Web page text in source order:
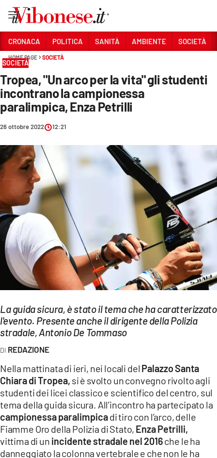
Sezioni
CRONACA
POLITICA
SOCIETÀ
CULTURA
ECONOMIA E LAVORO
EVENTI
SPORT
Streaming
LAC TV
LAC NETWORK
LAC ONAIR
Network
LACPLAY.IT
LACTV.IT
LACONAIR.IT
LACITYMAG.IT
CRONACA POLITICA SANITÀ AMBIENTE SOCIETÀ
HOME PAGE SOCIETÀ
SOCIETÀ
Tropea, "Un arco per la vita" gli studenti
incontrano la campionessa
paralimpica, Enza Petrilli
26 ottobre 2022 12:21
La guida sicura, è stato il tema che ha caratterizzato
l'evento. Presente anche il dirigente della Polizia
stradale, Antonio De Tommaso
REDAZIONE
Nella mattinata di ieri, nei locali del Palazzo Santa
Chiara di Tropea, si è svolto un convegno rivolto agli
studenti dei licei classico e scientifico del centro, sul
tema della guida sicura. All’incontro ha partecipato la
campionessa paralimpicadi tiro con l’arco, delle
Fiamme Oro della Polizia di Stato, Enza Petrilli,
vittima di un incidente stradale nel 2016che le ha
danneggiato la colonna vertebrale e che non le ha